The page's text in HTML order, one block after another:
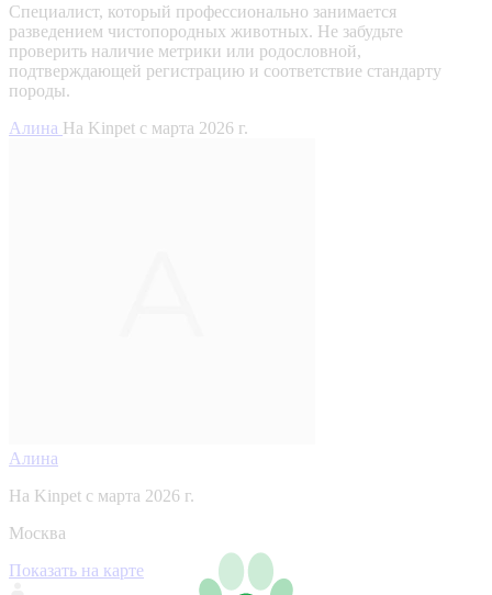
Специалист, который профессионально занимается
разведением чистопородных животных. Не забудьте
проверить наличие метрики или родословной,
подтверждающей регистрацию и соответствие стандарту
породы.
Алина На Kinpet c марта 2026 г.
Алина
На Kinpet c марта 2026 г.
Москва
Показать на карте